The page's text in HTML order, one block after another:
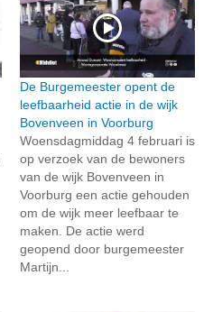
De Burgemeester opent de
leefbaarheid actie in de wijk
Bovenveen in Voorburg
Woensdagmiddag 4 februari is
op verzoek van de bewoners
van de wijk Bovenveen in
Voorburg een actie gehouden
om de wijk meer leefbaar te
maken. De actie werd
geopend door burgemeester
Martijn...